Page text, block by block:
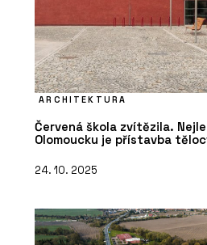
ARCHITEKTURA
Červená škola zvítězila.
Olomoucku je přístavba
24. 10. 2025